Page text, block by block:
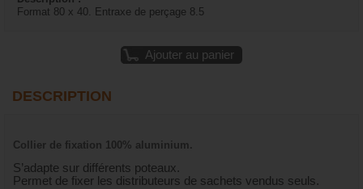
Format 80 x 40. Entraxe de perçage 8.5
Ajouter au panier
DESCRIPTION
Collier de fixation 100% aluminium.
S’adapte sur différents poteaux.
Permet de fixer les distributeurs de sachets vendus seuls.